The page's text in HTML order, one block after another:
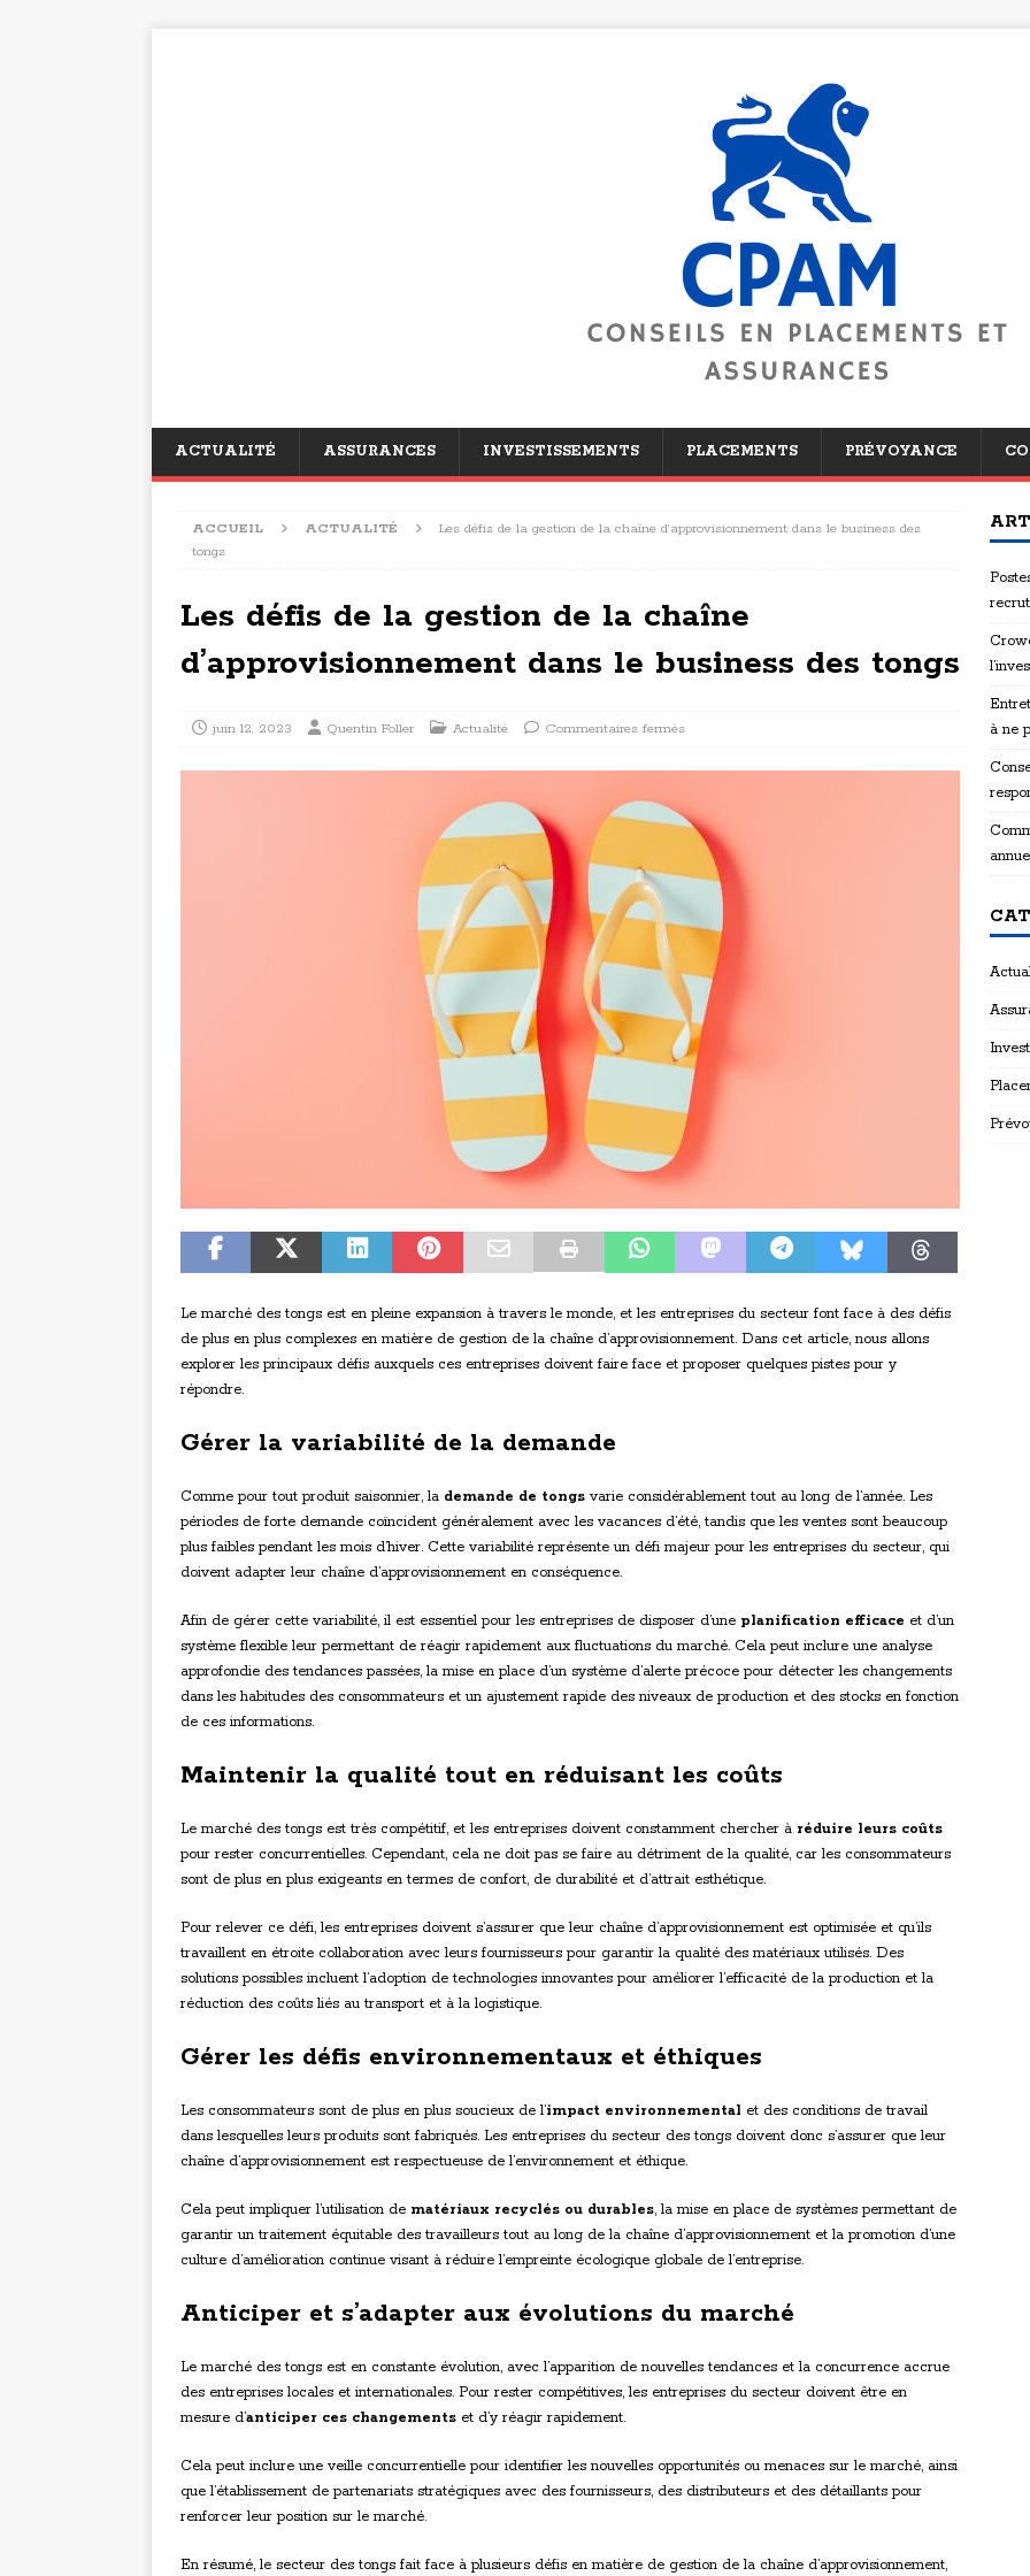
ACTUALITÉ ASSURANCES INVESTISSEMENTS PLACEMENTS PRÉVOYANCE
ACCUEIL ACTUALITÉ
Les défis de la gestion de la chaîne d’approvisionnement dans le business des
tongs
Les défis de la gestion de la chaîne
d’approvisionnement dans le business des tongs
juin 12, 2023 Quentin Foller Actualité Commentaires fermés
Le marché des tongs est en pleine expansion à travers le monde, et les entreprises du secteur font face à des défis
de plus en plus complexes en matière de gestion de la chaîne d’approvisionnement. Dans cet article, nous allons
explorer les principaux défis auxquels ces entreprises doivent faire face et proposer quelques pistes pour y
répondre.
Gérer la variabilité de la demande
Comme pour tout produit saisonnier, la demande de tongs varie considérablement tout au long de l’année. Les
périodes de forte demande coïncident généralement avec les vacances d’été, tandis que les ventes sont beaucoup
plus faibles pendant les mois d’hiver. Cette variabilité représente un défi majeur pour les entreprises du secteur, qui
doivent adapter leur chaîne d’approvisionnement en conséquence.
Afin de gérer cette variabilité, il est essentiel pour les entreprises de disposer d’une planification efficace et d’un
système flexible leur permettant de réagir rapidement aux fluctuations du marché. Cela peut inclure une analyse
approfondie des tendances passées, la mise en place d’un système d’alerte précoce pour détecter les changements
dans les habitudes des consommateurs et un ajustement rapide des niveaux de production et des stocks en fonction
de ces informations.
Maintenir la qualité tout en réduisant les coûts
Le marché des tongs est très compétitif, et les entreprises doivent constamment chercher à réduire leurs coûts
pour rester concurrentielles. Cependant, cela ne doit pas se faire au détriment de la qualité, car les consommateurs
sont de plus en plus exigeants en termes de confort, de durabilité et d’attrait esthétique.
Pour relever ce défi, les entreprises doivent s’assurer que leur chaîne d’approvisionnement est optimisée et qu’ils
travaillent en étroite collaboration avec leurs fournisseurs pour garantir la qualité des matériaux utilisés. Des
solutions possibles incluent l’adoption de technologies innovantes pour améliorer l’efficacité de la production et la
réduction des coûts liés au transport et à la logistique.
Gérer les défis environnementaux et éthiques
Les consommateurs sont de plus en plus soucieux de l’impact environnemental et des conditions de travail
dans lesquelles leurs produits sont fabriqués. Les entreprises du secteur des tongs doivent donc s’assurer que leur
chaîne d’approvisionnement est respectueuse de l’environnement et éthique.
Cela peut impliquer l’utilisation de matériaux recyclés ou durables, la mise en place de systèmes permettant de
garantir un traitement équitable des travailleurs tout au long de la chaîne d’approvisionnement et la promotion d’une
culture d’amélioration continue visant à réduire l’empreinte écologique globale de l’entreprise.
Anticiper et s’adapter aux évolutions du marché
Le marché des tongs est en constante évolution, avec l’apparition de nouvelles tendances et la concurrence accrue
des entreprises locales et internationales. Pour rester compétitives, les entreprises du secteur doivent être en
mesure d’anticiper ces changements et d’y réagir rapidement.
Cela peut inclure une veille concurrentielle pour identifier les nouvelles opportunités ou menaces sur le marché, ainsi
que l’établissement de partenariats stratégiques avec des fournisseurs, des distributeurs et des détaillants pour
renforcer leur position sur le marché.
En résumé, le secteur des tongs fait face à plusieurs défis en matière de gestion de la chaîne d’approvisionnement,
à ne